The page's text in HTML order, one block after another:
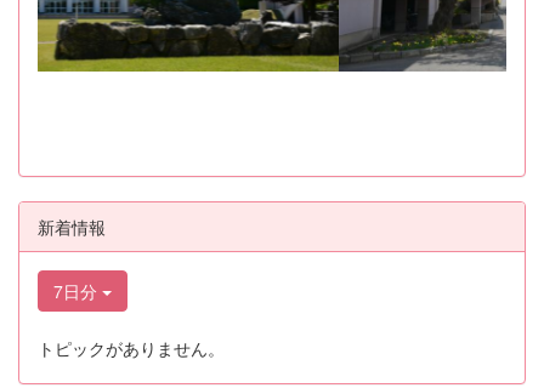
新着情報
7日分
トピックがありません。